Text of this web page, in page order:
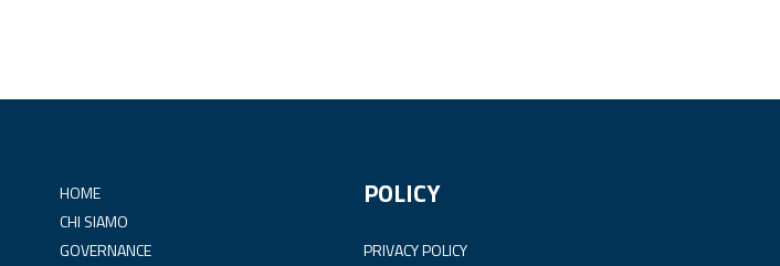
HOME
CHI SIAMO
GOVERNANCE
POLICY
PRIVACY POLICY